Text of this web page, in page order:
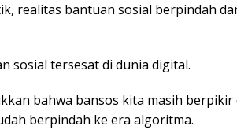
realitas bantuan sosial berpindah
sosial tersesat di dunia digital.
bahwa bansos kita masih
berpindah ke era algoritma.